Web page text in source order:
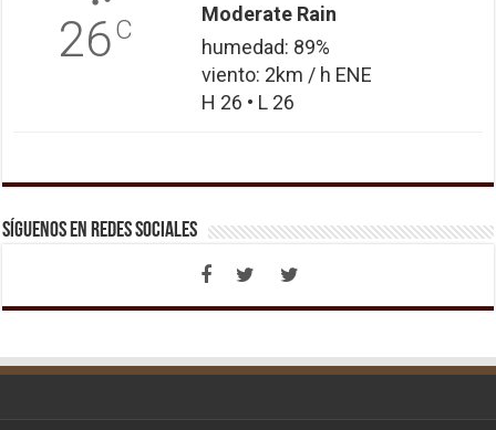
26C
Moderate Rain
humedad: 89%
viento: 2km / h ENE
H 26 • L 26
Síguenos en Redes Sociales